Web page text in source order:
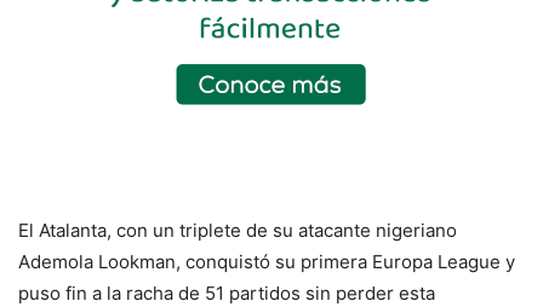
El Atalanta, con un triplete de su atacante nigeriano
Ademola Lookman, conquistó su primera Europa League y
puso fin a la racha de 51 partidos sin perder esta